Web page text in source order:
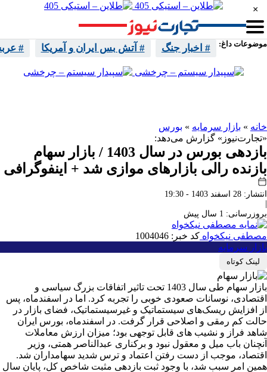
موضوعات داغ: # اخبار جنگ # آتش بس ایران و آمریکا #
×
خانه » بازار سرمایه » بورس
«تجارت‌نیوز» گزارش می‌دهد:
بازدهی بورس در سال 1403 / بازار سهام
بازنده رالی بازارهای موازی شد + اینفوگرافی
انتشار: 28 اسفند 1403 - 19:30
بروزرسانی: 1 سال پیش
مصطفی نیکخواه کد خبر: 1004046
بازار سرمایه
لینک کوتاه
بازار سهام طی سال 1403 تحت تاثیر اتفاقات بزرگ سیاسی و
اقتصادی، نوسانات صعودی خوبی را تجربه کرد. اما در اسفندماه، پس
از افزایش ریسک‌های سیستماتیک و غیرسیستماتیک، فضای بازار در
حالت کم رمقی و اصلاحی قرار گرفت. در اسفند‌ماه، بورس ایران
شاهد فراز و نشیب های قابل توجهی بود؛ میزان ارزش معاملات
آنچنان باب میل و معقول نبود و برکناری عبدالناصر همتی‌، وزیر
اقتصاد، موجب از دست رفتن اعتماد و ترس شدید سهامداران شد.
همین امر سبب شد، با وجود ثبت بازدهی مثبت شاخص کل، پایان سال